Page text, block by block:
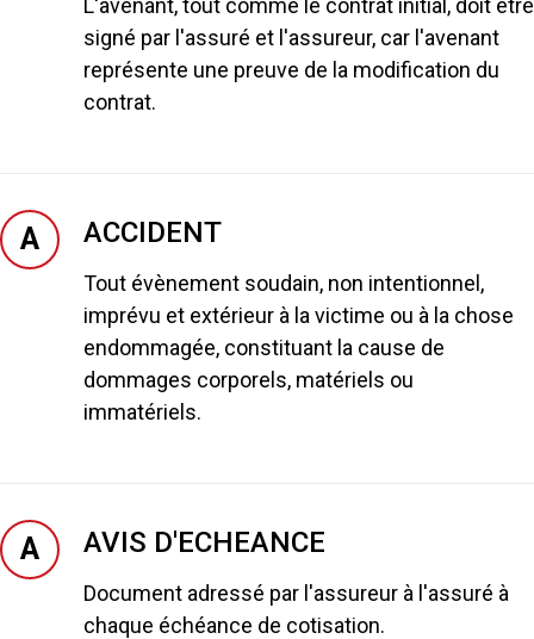
L'avenant, tout comme le contrat initial, doit être
signé par l'assuré et l'assureur, car l'avenant
représente une preuve de la modification du
contrat.
A ACCIDENT
Tout évènement soudain, non intentionnel,
imprévu et extérieur à la victime ou à la chose
endommagée, constituant la cause de
dommages corporels, matériels ou
immatériels.
A AVIS D'ECHEANCE
Document adressé par l'assureur à l'assuré à
chaque échéance de cotisation.